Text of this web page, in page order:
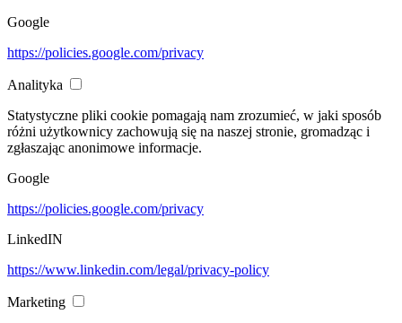
Google
https://policies.google.com/privacy
Analityka
Statystyczne pliki cookie pomagają nam zrozumieć, w jaki sposób
różni użytkownicy zachowują się na naszej stronie, gromadząc i
zgłaszając anonimowe informacje.
Google
https://policies.google.com/privacy
LinkedIN
https://www.linkedin.com/legal/privacy-policy
Marketing